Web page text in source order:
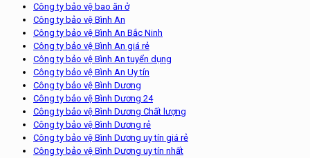
Công ty bảo vệ bao ăn ở
Công ty bảo vệ Bình An
Công ty bảo vệ Bình An Bắc Ninh
Công ty bảo vệ Bình An giá rẻ
Công ty bảo vệ Bình An tuyển dụng
Công ty bảo vệ Bình An Uy tín
Công ty bảo vệ Bình Dương
Công ty bảo vệ Bình Dương 24
Công ty bảo vệ Bình Dương Chất lượng
Công ty bảo vệ Bình Dương rẻ
Công ty bảo vệ Bình Dương uy tín giá rẻ
Công ty bảo vệ Bình Dương uy tín nhất